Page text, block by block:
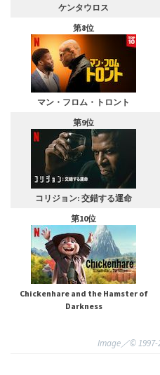
ケンタウロス
第8位
マン・フロム・トロント
第9位
コリジョン: 交錯する運命
第10位
Chickenhare and the Hamster of
Darkness
Image／©︎ 1997-